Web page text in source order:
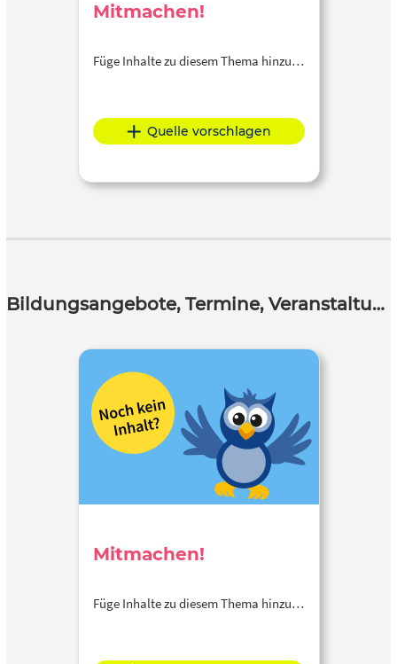
Mitmachen!
Füge Inhalte zu diesem Thema hinzu…
Quelle vorschlagen
Bildungsangebote, Termine, Veranstaltungen
Mitmachen!
Füge Inhalte zu diesem Thema hinzu…